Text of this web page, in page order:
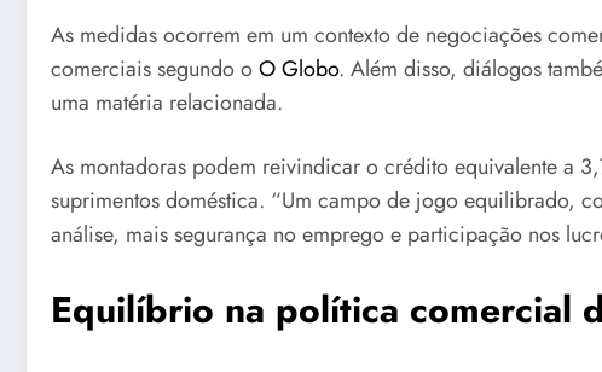
As medidas ocorrem em um contexto de negociações
comerciais segundo oO Globo. Além disso, diálogos
uma matéria relacionada.
As montadoras podem reivindicar o crédito equivalente a
suprimentos doméstica. “Um campo de jogo equilibrado,
análise, mais segurança no emprego e participação nos
Equilíbrio na política comercial